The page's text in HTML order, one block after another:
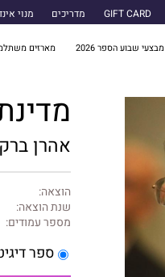
GIFT CARD מדריכים מנוי
מבצעי שבוע הספר 2026 מארזים
אהרן
הוצאה:
שנת הוצאה:
מספר עמודים:
ספר